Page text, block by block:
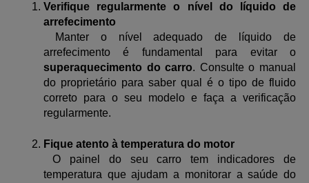
Verifique regularmente o nível do líquido de
arrefecimento
superaquecimento do carro. Consulte o manual
do proprietário para saber qual é o tipo de fluido
correto para o seu modelo e faça a verificação
regularmente.
Fique atento à temperatura do motor
temperatura que ajudam a monitorar a saúde do